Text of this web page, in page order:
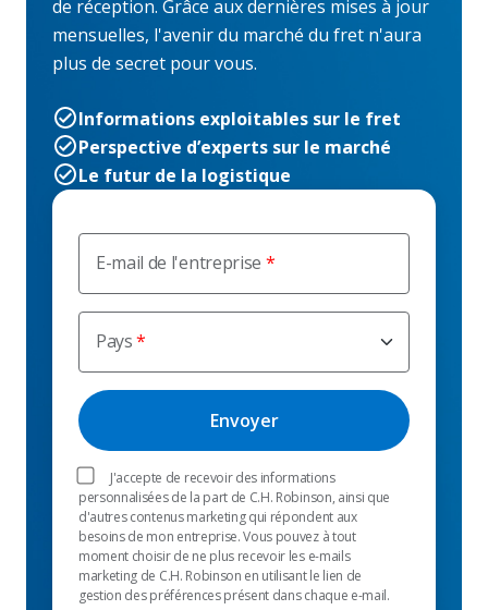
E-mail de l'entreprise
Pays
J'accepte de recevoir des informations
personnalisées de la part de C.H. Robinson, ainsi que
d'autres contenus marketing qui répondent aux
besoins de mon entreprise. Vous pouvez à tout
moment choisir de ne plus recevoir les e-mails
marketing de C.H. Robinson en utilisant le lien de
gestion des préférences présent dans chaque e-mail.
de réception. Grâce aux dernières mises à jour
mensuelles, l'avenir du marché du fret n'aura
plus de secret pour vous.
Informations exploitables sur le fret
Perspective d’experts sur le marché
Le futur de la logistique